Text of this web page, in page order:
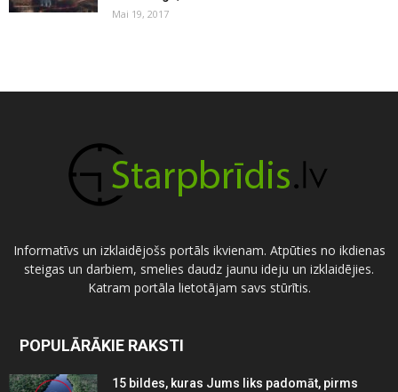
Mai 19, 2017
Informatīvs un izklaidējošs portāls ikvienam. Atpūties no ikdienas
steigas un darbiem, smelies daudz jaunu ideju un izklaidējies.
Katram portāla lietotājam savs stūrītis.
POPULĀRĀKIE RAKSTI
15 bildes, kuras Jums liks padomāt, pirms